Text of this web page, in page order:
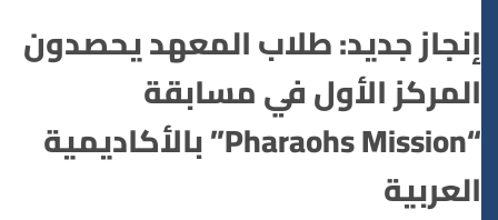
إنجاز جديد: طلاب المعهد يحصدون
المركز الأول في مسابقة
“Pharaohs Mission” بالأكاديمية
العربية